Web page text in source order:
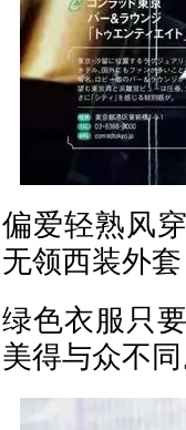
偏爱轻熟风
无领西装外
绿色衣服只
美得与众不同